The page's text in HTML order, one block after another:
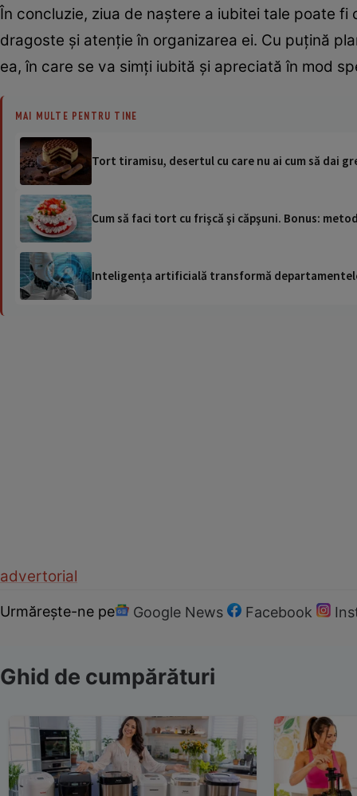
În concluzie, ziua de naștere a iubitei tale poate
dragoste și atenție în organizarea ei. Cu puțină
ea, în care se va simți iubită și apreciată în mod
MAI MULTE PENTRU TINE
Tort tiramisu, desertul cu care nu ai cum să dai
Cum să faci tort cu frişcă şi căpşuni. Bonus:
Inteligența artificială transformă
advertorial
Urmărește-ne pe Google News Facebook
Ghid de cumpărături